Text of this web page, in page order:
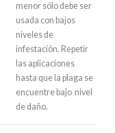
menor sólo debe ser
usada con bajos
niveles de
infestación. Repetir
las aplicaciones
hasta que la plaga se
encuentre bajo nivel
de daño.